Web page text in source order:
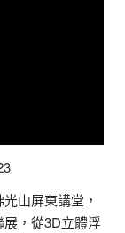
山屏東講堂，
，從3D立體浮